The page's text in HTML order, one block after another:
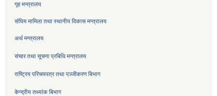
गृह मन्त्रालय
संघिय मामिला तथा स्थानीय विकास मन्त्रालय
अर्थ मन्त्रालय
संचार तथा सूचना प्रबिधि मन्त्रालय
राष्ट्रिय परिचयपत्र तथा पञ्जीकरण बिभाग
केन्द्रीय तथ्यांक बिभाग